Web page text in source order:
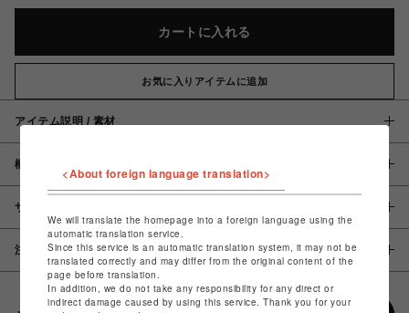
カートに入れる
お気に入りアイテムに追加
アイテム説明 / 素材
概要
サイズ
注意事項
<About foreign language translation>
We will translate the homepage into a foreign language using the
automatic translation service.
Since this service is an automatic translation system, it may not be
translated correctly and may differ from the original content of the
page before translation.
In addition, we do not take any responsibility for any direct or
indirect damage caused by using this service. Thank you for your